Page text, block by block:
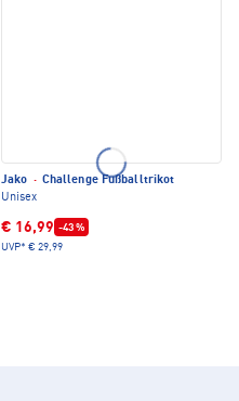
Jako · Challenge Fußballtrikot
Unisex
€ 16,99 -43 %
UVP* € 29,99